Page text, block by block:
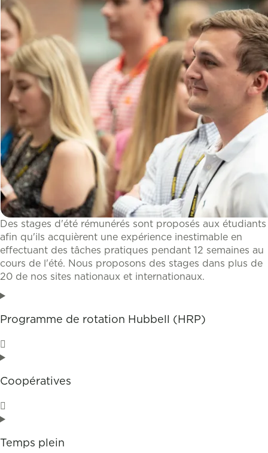
Des stages d'été rémunérés sont proposés aux étudiants
afin qu'ils acquièrent une expérience inestimable en
effectuant des tâches pratiques pendant 12 semaines au
cours de l'été. Nous proposons des stages dans plus de
20 de nos sites nationaux et internationaux.
Programme de rotation Hubbell (HRP)
Coopératives
Temps plein